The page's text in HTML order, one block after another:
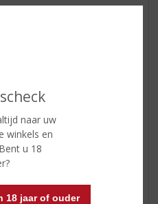
naar uw
winkels en
u 18
18 jaar of ouder
12 - 14 °C.